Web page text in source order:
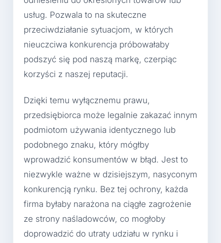
usług. Pozwala to na skuteczne
przeciwdziałanie sytuacjom, w których
nieuczciwa konkurencja próbowałaby
podszyć się pod naszą markę, czerpiąc
korzyści z naszej reputacji.
Dzięki temu wyłącznemu prawu,
przedsiębiorca może legalnie zakazać innym
podmiotom używania identycznego lub
podobnego znaku, który mógłby
wprowadzić konsumentów w błąd. Jest to
niezwykle ważne w dzisiejszym, nasyconym
konkurencją rynku. Bez tej ochrony, każda
firma byłaby narażona na ciągłe zagrożenie
ze strony naśladowców, co mogłoby
doprowadzić do utraty udziału w rynku i